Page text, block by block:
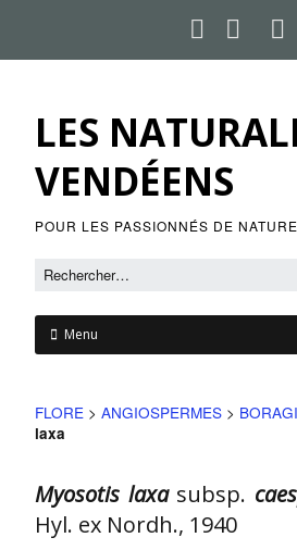
LES
VENDÉENS
POUR LES PASSIONNÉS DE NATURE
Menu
FLORE > ANGIOSPERMES >
laxa
Myosotis laxa subsp.
Hyl. ex Nordh., 1940